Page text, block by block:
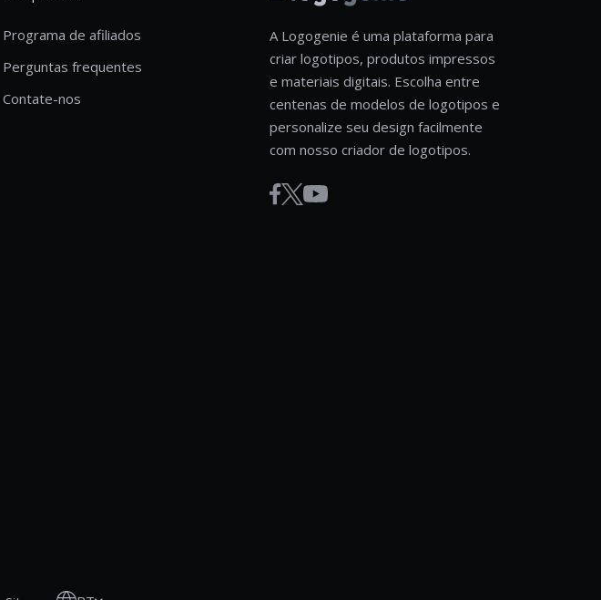
Programa de afiliados
Perguntas frequentes
Contate-nos
A Logogenie é uma plataforma para
criar logotipos, produtos impressos
e materiais digitais. Escolha entre
centenas de modelos de logotipos e
personalize seu design facilmente
com nosso criador de logotipos.